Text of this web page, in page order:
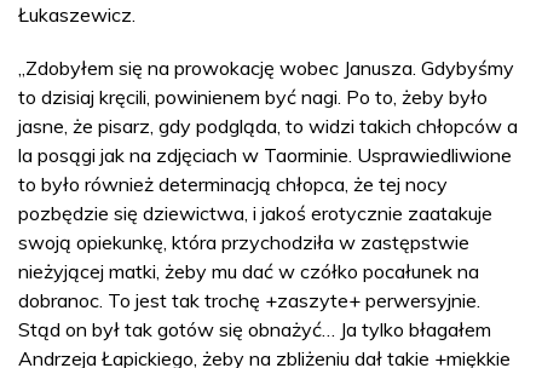
Łukaszewicz.
„Zdobyłem się na prowokację wobec Janusza. Gdybyśmy
to dzisiaj kręcili, powinienem być nagi. Po to, żeby było
jasne, że pisarz, gdy podgląda, to widzi takich chłopców a
la posągi jak na zdjęciach w Taorminie. Usprawiedliwione
to było również determinacją chłopca, że tej nocy
pozbędzie się dziewictwa, i jakoś erotycznie zaatakuje
swoją opiekunkę, która przychodziła w zastępstwie
nieżyjącej matki, żeby mu dać w czółko pocałunek na
dobranoc. To jest tak trochę +zaszyte+ perwersyjnie.
Stąd on był tak gotów się obnażyć… Ja tylko błagałem
Andrzeja Łapickiego, żeby na zbliżeniu dał takie +miękkie